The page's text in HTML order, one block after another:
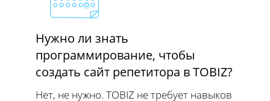
Нужно ли знать
программирование, чтобы
создать сайт репетитора в TOBIZ?
Нет, не нужно. TOBIZ не требует навыков